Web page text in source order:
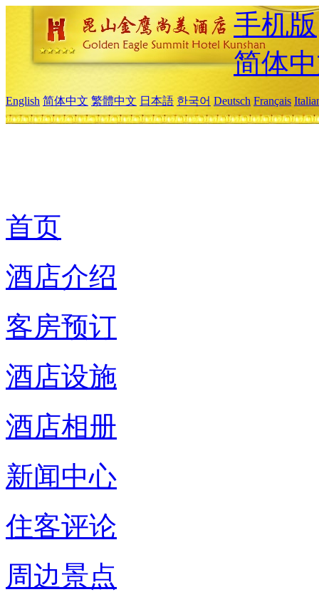
手机版
简体
English 简体中文 繁體中文 日本語 한국어 Deutsch Français
首页
酒店介绍
客房预订
酒店设施
酒店相册
新闻中心
住客评论
周边景点